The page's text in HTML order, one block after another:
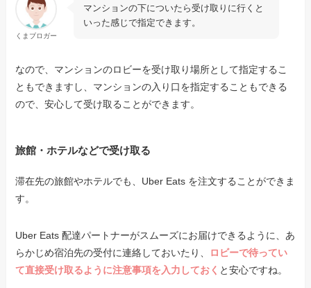
くまブロガー
マンションの下についたら受け取りに行くと
いった感じで指定できます。
なので、 マンションのロビーを受け取り場所として指定するこ
ともできますし、マンションの入り口を指定することもできる
ので、安心して受け取ることができます。
旅館・ホテルなどで受け取る
滞在先の旅館やホテルでも、Uber Eats を注文することができま
す。
Uber Eats 配達パートナーがスムーズにお届けできるように、あ
らかじめ宿泊先の受付に連絡しておいたり、
ロビーで待ってい
て直接受け取るように注意事項を入力しておく と安心ですね。